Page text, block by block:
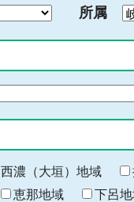
所属
西濃（大垣）地域
恵那地域 下呂